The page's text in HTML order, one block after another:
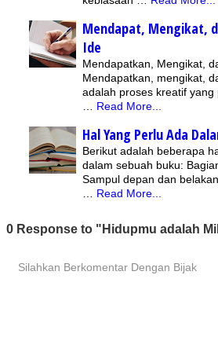
Mendapat, Mengikat,
Ide
Mendapatkan, Mengikat,
Mendapatkan, mengikat,
adalah proses kreatif
… Read More...
Hal Yang Perlu Ada
Berikut adalah beberapa
dalam sebuah buku:
Sampul depan dan
… Read More...
0 Response to "Hidupmu adalah
Silahkan Berkomentar Dengan Bijak